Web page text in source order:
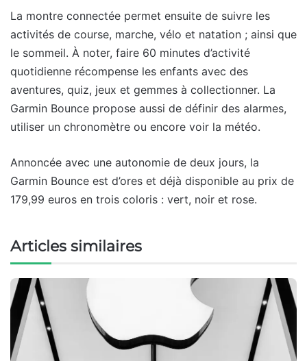
La montre connectée permet ensuite de suivre les
activités de course, marche, vélo et natation ; ainsi que
le sommeil. À noter, faire 60 minutes d’activité
quotidienne récompense les enfants avec des
aventures, quiz, jeux et gemmes à collectionner. La
Garmin Bounce propose aussi de définir des alarmes,
utiliser un chronomètre ou encore voir la météo.
Annoncée avec une autonomie de deux jours, la
Garmin Bounce est d’ores et déjà disponible au prix de
179,99 euros en trois coloris : vert, noir et rose.
Articles similaires